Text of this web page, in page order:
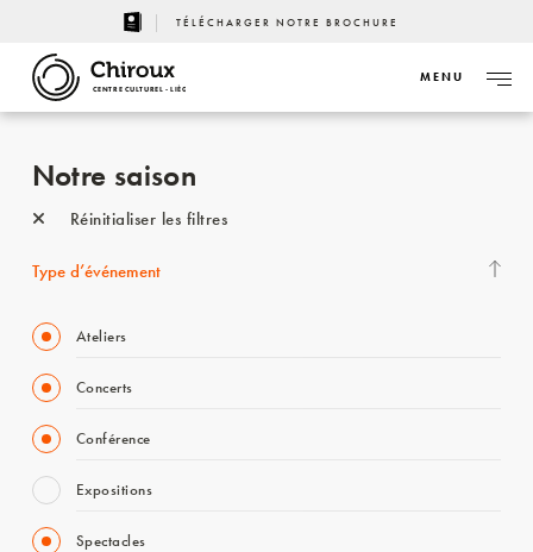
TÉLÉCHARGER NOTRE BROCHURE
CENTRE CULTUREL - LIÈGE
MENU
Notre saison
Réinitialiser les filtres
Type d’événement
Ateliers
Concerts
Conférence
Expositions
Spectacles